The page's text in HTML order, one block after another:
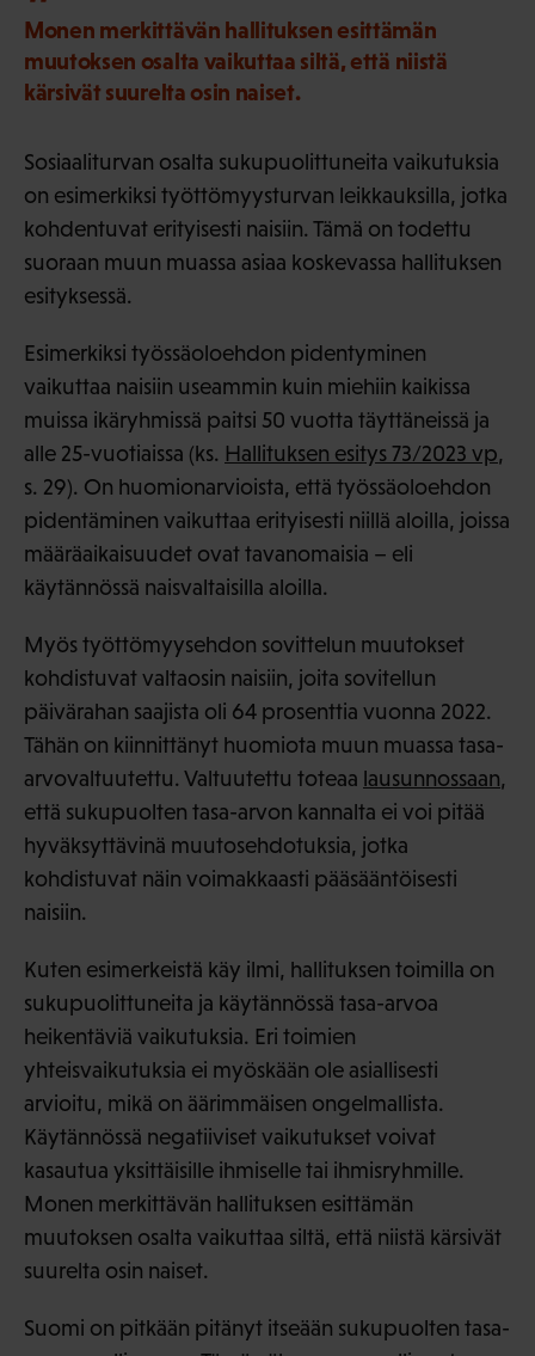
Monen merkittävän hallituksen esittämän
muutoksen osalta vaikuttaa siltä, että niistä
kärsivät suurelta osin naiset.
Sosiaaliturvan osalta sukupuolittuneita vaikutuksia
on esimerkiksi työttömyysturvan leikkauksilla, jotka
kohdentuvat erityisesti naisiin. Tämä on todettu
suoraan muun muassa asiaa koskevassa hallituksen
esityksessä.
Esimerkiksi työssäoloehdon pidentyminen
vaikuttaa naisiin useammin kuin miehiin kaikissa
muissa ikäryhmissä paitsi 50 vuotta täyttäneissä ja
alle 25-vuotiaissa (ks. Hallituksen esitys 73/2023 vp,
s. 29). On huomionarvioista, että työssäoloehdon
pidentäminen vaikuttaa erityisesti niillä aloilla, joissa
määräaikaisuudet ovat tavanomaisia – eli
käytännössä naisvaltaisilla aloilla.
Myös työttömyysehdon sovittelun muutokset
kohdistuvat valtaosin naisiin, joita sovitellun
päivärahan saajista oli 64 prosenttia vuonna 2022.
Tähän on kiinnittänyt huomiota muun muassa tasa-
arvovaltuutettu. Valtuutettu toteaa lausunnossaan,
että sukupuolten tasa-arvon kannalta ei voi pitää
hyväksyttävinä muutosehdotuksia, jotka
kohdistuvat näin voimakkaasti pääsääntöisesti
naisiin.
Kuten esimerkeistä käy ilmi, hallituksen toimilla on
sukupuolittuneita ja käytännössä tasa-arvoa
heikentäviä vaikutuksia. Eri toimien
yhteisvaikutuksia ei myöskään ole asiallisesti
arvioitu, mikä on äärimmäisen ongelmallista.
Käytännössä negatiiviset vaikutukset voivat
kasautua yksittäisille ihmiselle tai ihmisryhmille.
Monen merkittävän hallituksen esittämän
muutoksen osalta vaikuttaa siltä, että niistä kärsivät
suurelta osin naiset.
Suomi on pitkään pitänyt itseään sukupuolten tasa-